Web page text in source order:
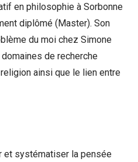
en philosophie à Sorbonne
diplômé (Master). Son
du moi chez Simone
de recherche
ainsi que le lien entre
et systématiser la pensée